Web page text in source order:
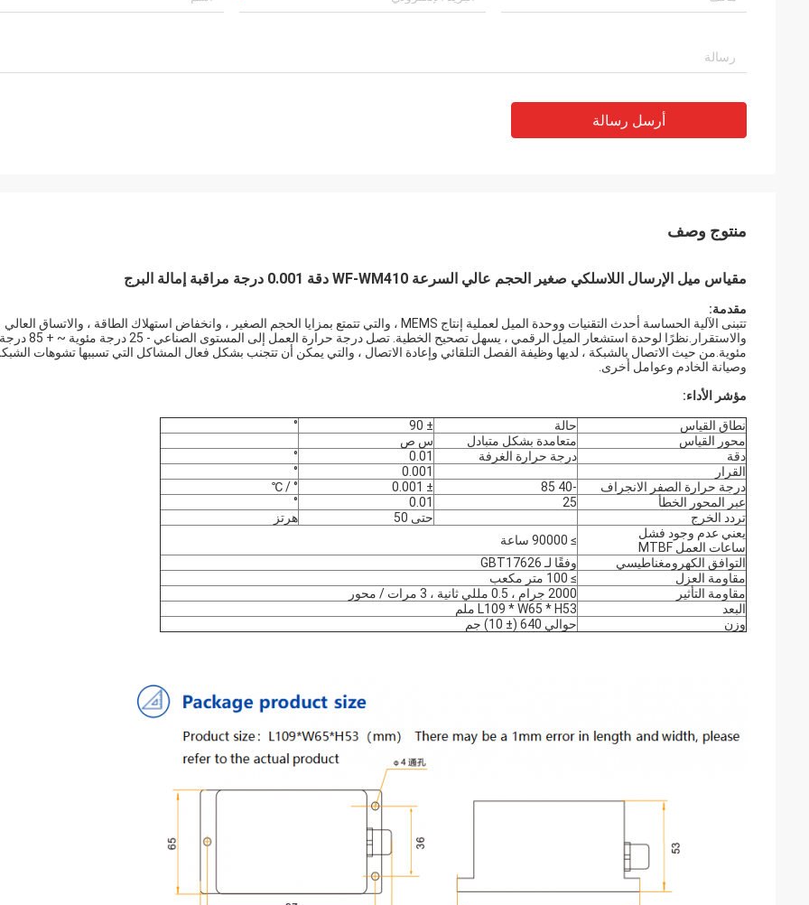
أرسل رسالة
منتوج وصف
مقياس ميل الإرسال اللاسلكي صغير الحجم عالي السرعة WF-WM410 دقة 0.001 درجة مراقبة إمالة البرج
مقدمة:
تتبنى الآلية الحساسة أحدث التقنيات ووحدة الميل لعملية إنتاج MEMS ، والتي تتمتع بمزايا الحجم الصغير ، وانخفاض استهلاك الطاقة ، والاتساق العالي
والاستقرار.نظرًا لوحدة استشعار الميل الرقمي ، يسهل تصحيح الخطية. تصل درجة حرارة العمل إلى المستوى الصناعي - 25 درجة مئوية ~ + 85 درجة
مئوية.من حيث الاتصال بالشبكة ، لديها وظيفة الفصل التلقائي وإعادة الاتصال ، والتي يمكن أن تتجنب بشكل فعال المشاكل التي تسببها تشوهات
وصيانة الخادم وعوامل أخرى.
مؤشر الأداء:
نطاق القياس حالة ± 90
°
محور القياس
متعامدة بشكل متبادل
س ص
دقة
درجة حرارة الغرفة 0.01
°
القرار
0.001
°
درجة حرارة الصفر الانجراف
-40 85
± 0.001
° / ℃
عبر المحور الخطأ
25
0.01
°
تردد الخرج
حتى 50
هرتز
يعني عدم وجود فشل
ساعات العمل MTBF
≥ 90000 ساعة
التوافق الكهرومغناطيسي
وفقًا لـ GBT17626
مقاومة العزل
≥ 100 متر مكعب
مقاومة التأثير
2000 جرام ، 0.5 مللي ثانية ، 3 مرات / محور
البعد
L109 * W65 * H53 ملم
وزن
حوالي 640 (± 10) جم